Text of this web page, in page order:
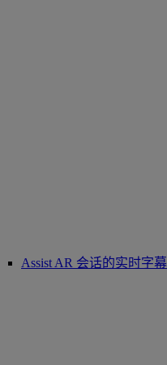
Assist AR 会话的实时字幕